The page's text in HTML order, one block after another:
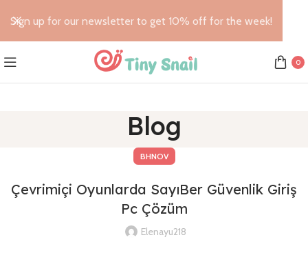
0
Blog
BHNOV
Çevrimiçi Oyunlarda SayıBer Güvenlik Giriş
Pc Çözüm
Elenayu218
Sign up for our newsletter to get 10% off for the week!